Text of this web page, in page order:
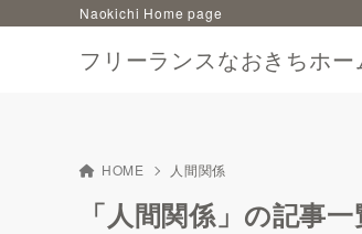
フリーランスなおきちホー
Naokichi Home page
HOME 人間関係
「人間関係」の記事一